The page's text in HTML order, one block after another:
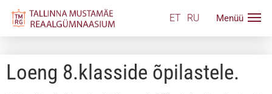
ET RU
Loeng 8.klasside õpilastele.